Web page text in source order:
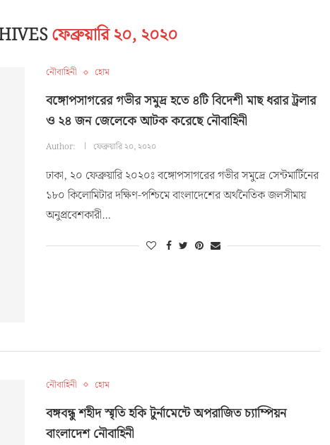
ফেব্রুয়ারি ২০, ২০২০
নৌবাহিনী হোম
বঙ্গোপসাগরের গভীর সমুদ্র হতে ৪টি বিদেশী মাছ ধরার ট্রলার
ও ২৪ জন জেলেকে আটক করেছে নৌবাহিনী
Author: ফেব্রুয়ারি ২০, ২০২০
ঢাকা, ২০ ফেব্রুয়ারি ২০২০ঃ বঙ্গোপসাগরের গভীর সমুদ্রে সেন্টমার্টিনের
১৮০ কিলোমিটার দক্ষিণ-পশ্চিমে বাংলাদেশের অর্থনৈতিক জলসীমায়
অনুপ্রবেশকারী…
নৌবাহিনী হোম
বঙ্গবন্ধু শহীদ স্মৃতি হকি টুর্নামেন্টে অপরাজিত চ্যাম্পিয়ন
বাংলাদেশ নৌবাহিনী